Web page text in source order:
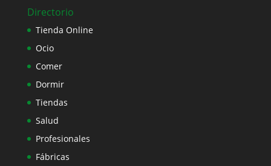
Directorio
Tienda Online
Ocio
Comer
Dormir
Tiendas
Salud
Profesionales
Fábricas